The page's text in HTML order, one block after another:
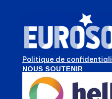
Politique de
NOUS SOUTENIR